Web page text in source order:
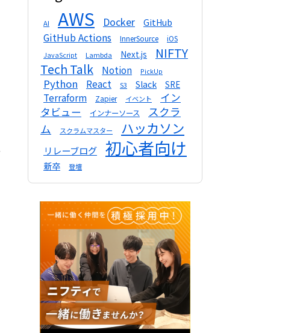
AI AWS Docker GitHub
GitHub Actions InnerSource iOS
JavaScript Lambda Next.js
NIFTY
Tech Talk
Notion PickUp
Python React S3 Slack SRE
Terraform Zapier イベント
イン
タビュー
インナーソース
スクラ
ム
スクラムマスター ハッカソン
リレーブログ 初心者向け
新卒 登壇